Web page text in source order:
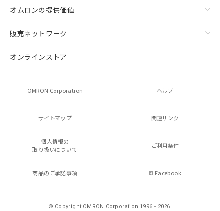
オムロンの提供価値
販売ネットワーク
オンラインストア
OMRON Corporation ヘルプ
サイトマップ 関連リンク
個人情報の
取り扱いについて
ご利用条件
商品のご承諾事項 Facebook
© Copyright OMRON Corporation 1996 - 2026.